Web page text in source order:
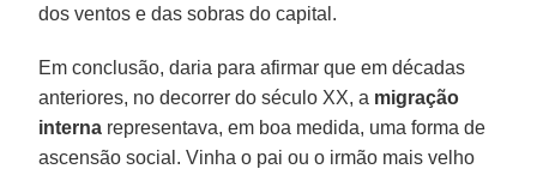
dos ventos e das sobras do capital.
Em conclusão, daria para afirmar que em décadas
anteriores, no decorrer do século XX, a migração
interna representava, em boa medida, uma forma de
ascensão social. Vinha o pai ou o irmão mais velho